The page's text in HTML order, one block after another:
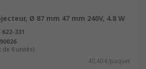
Ø 87 mm 47 mm 240V, 4.8 W
622-331
90026
de 6 unités)
40,40 €/paquet